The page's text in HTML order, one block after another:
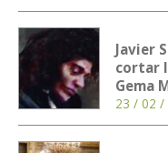
Javier
cortar
Gema
23 / 02 /